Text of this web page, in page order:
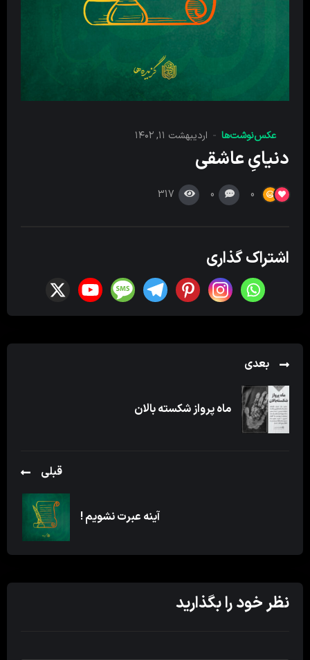
عکس‌نوشت‌ها اردیبهشت ۱۱, ۱۴۰۲
دنیایِ عاشقی
0
0
317
اشتراک گذاری
بعدی
ماه پرواز شکسته بالان
قبلی
آینه عبرت نشویم !
نظر خود را بگذارید